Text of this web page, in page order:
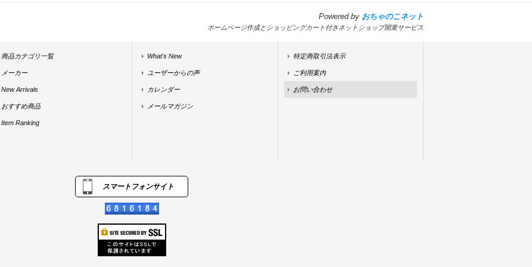
Powered by おちゃのこネット
ホームページ作成とショッピングカート付きネットショップ開業サービス
商品カテゴリ一覧
メーカー
New Arrivals
おすすめ商品
Item Ranking
What's New
ユーザーからの声
カレンダー
メールマガジン
特定商取引法表示
ご利用案内
お問い合わせ
スマートフォンサイト